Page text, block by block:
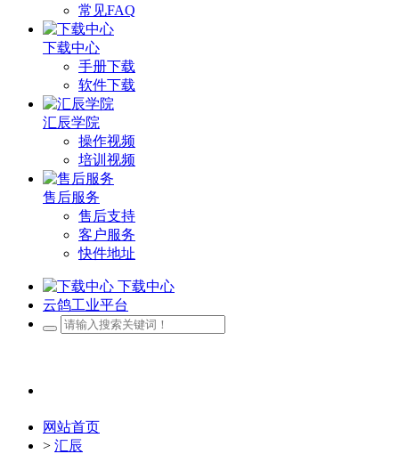
常见FAQ
下载中心
手册下载
软件下载
汇辰学院
操作视频
培训视频
售后服务
售后支持
客户服务
快件地址
下载中心
云鸽工业平台
网站首页
> 汇辰